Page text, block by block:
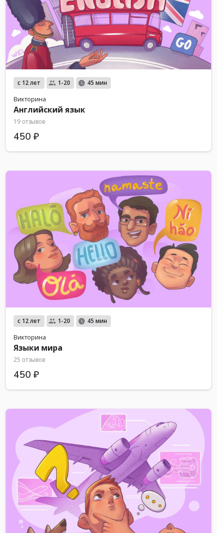
с 12 лет 1-20 45 мин
Викторина
Английский язык
19 отзывов
450 ₽
с 12 лет 1-20 45 мин
Викторина
Языки мира
25 отзывов
450 ₽